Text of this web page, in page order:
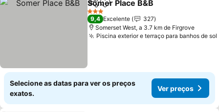
PartilharAdicionar aos favoritos
Somer Place B&B
3 Estrelas
9,4 Excelente
327
Somerset West, a 3.7 km de Firgrove
Piscina exterior e terraço para banhos de sol
Selecione as datas para ver os preços
exatos.
Ver preços